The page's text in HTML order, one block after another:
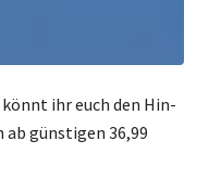
ihr euch den Hin-
ab günstigen 36,99